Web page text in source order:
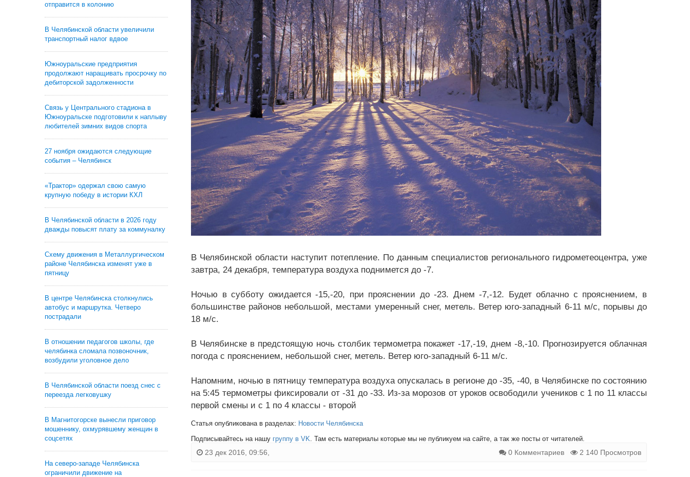
отправится в колонию
В Челябинской области увеличили
транспортный налог вдвое
Южноуральские предприятия
продолжают наращивать просрочку по
дебиторской задолженности
Связь у Центрального стадиона в
Южноуральске подготовили к наплыву
любителей зимних видов спорта
27 ноября ожидаются следующие
события – Челябинск
«Трактор» одержал свою самую
крупную победу в истории КХЛ
В Челябинской области в 2026 году
дважды повысят плату за коммуналку
Схему движения в Металлургическом
районе Челябинска изменят уже в
пятницу
В центре Челябинска столкнулись
автобус и маршрутка. Четверо
пострадали
В отношении педагогов школы, где
челябинка сломала позвоночник,
возбудили уголовное дело
В Челябинской области поезд снес с
переезда легковушку
В Магнитогорске вынесли приговор
мошеннику, охмурявшему женщин в
соцсетях
На северо-западе Челябинска
ограничили движение на
В Челябинской области наступит потепление. По данным специалистов регионального гидрометеоцентра, уже
завтра, 24 декабря, температура воздуха поднимется до -7.
Ночью в субботу ожидается -15,-20, при прояснении до -23. Днем -7,-12. Будет облачно с прояснением, в
большинстве районов небольшой, местами умеренный снег, метель. Ветер юго-западный 6-11 м/c, порывы до
18 м/c.
В Челябинске в предстоящую ночь столбик термометра покажет -17,-19, днем -8,-10. Прогнозируется облачная
погода с прояснением, небольшой снег, метель. Ветер юго-западный 6-11 м/c.
Напомним, ночью в пятницу температура воздуха опускалась в регионе до -35, -40, в Челябинске по состоянию
на 5:45 термометры фиксировали от -31 до -33. Из-за морозов от уроков освободили учеников с 1 по 11 классы
первой смены и с 1 по 4 классы - второй
Статья опубликована в разделах: Новости Челябинска
Подписывайтесь на нашу группу в VK. Там есть материалы которые мы не публикуем на сайте, а так же посты от читателей.
23 дек 2016, 09:56, 0 Комментариев 2 140 Просмотров